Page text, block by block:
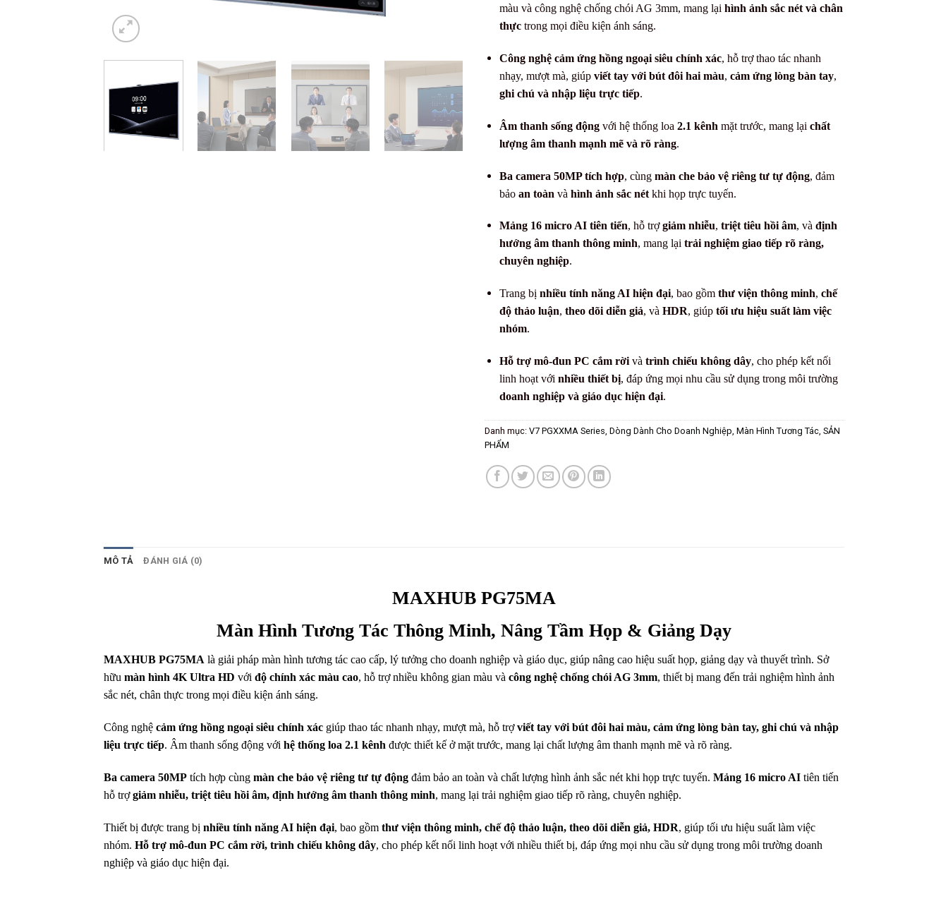
màu và công nghệ chống chói AG 3mm, mang lại hình ảnh sắc nét và chân
thựctrong mọi điều kiện ánh sáng.
Công nghệ cảm ứng hồng ngoại siêu chính xác, hỗ trợ thao tác nhanh
nhạy, mượt mà, giúp viết tay với bút đôi hai màu, cảm ứng lòng bàn tay,
ghi chú và nhập liệu trực tiếp.
Âm thanh sống độngvới hệ thống loa 2.1 kênh mặt trước, mang lại chất
lượng âm thanh mạnh mẽ và rõ ràng.
Ba camera 50MP tích hợp, cùng màn che bảo vệ riêng tư tự động, đảm
bảo an toàn và hình ảnh sắc nétkhi họp trực tuyến.
Mảng 16 micro AI tiên tiến, hỗ trợgiảm nhiễu, triệt tiêu hồi âm, và định
hướng âm thanh thông minh, mang lại trải nghiệm giao tiếp rõ ràng,
chuyên nghiệp.
Trang bị nhiều tính năng AI hiện đại, bao gồm thư viện thông minh, chế
độ thảo luận, theo dõi diễn giả, và HDR, giúp tối ưu hiệu suất làm việc
nhóm.
Hỗ trợ mô-đun PC cắm rờivà trình chiếu không dây, cho phép kết nối
linh hoạt với nhiều thiết bị, đáp ứng mọi nhu cầu sử dụng trong môi trường
doanh nghiệp và giáo dục hiện đại.
Danh mục: V7 PGXXMA Series Dòng Dành Cho Doanh Nghiệp Màn Hình Tương Tác SẢN
PHẨM
MÔ TẢ ĐÁNH GIÁ (0)
MAXHUB PG75MA
Màn Hình Tương Tác Thông Minh, Nâng Tầm Họp & Giảng Dạy
MAXHUB PG75MA là giải pháp màn hình tương tác cao cấp, lý tưởng cho doanh nghiệp và giáo dục, giúp nâng cao hiệu suất họp, giảng dạy và thuyết trình. Sở
hữu màn hình 4K Ultra HD với độ chính xác màu cao, hỗ trợ nhiều không gian màu và công nghệ chống chói AG 3mm, thiết bị mang đến trải nghiệm hình ảnh
sắc nét, chân thực trong mọi điều kiện ánh sáng.
Công nghệ cảm ứng hồng ngoại siêu chính xác giúp thao tác nhanh nhạy, mượt mà, hỗ trợviết tay với bút đôi hai màu, cảm ứng lòng bàn tay, ghi chú và nhập
liệu trực tiếp. Âm thanh sống động với hệ thống loa 2.1 kênh được thiết kế ở mặt trước, mang lại chất lượng âm thanh mạnh mẽ và rõ ràng.
Ba camera 50MP tích hợp cùng màn che bảo vệ riêng tư tự động đảm bảo an toàn và chất lượng hình ảnh sắc nét khi họp trực tuyến. Mảng 16 micro AI tiên tiến
hỗ trợgiảm nhiễu, triệt tiêu hồi âm, định hướng âm thanh thông minh, mang lại trải nghiệm giao tiếp rõ ràng, chuyên nghiệp.
Thiết bị được trang bị nhiều tính năng AI hiện đại, bao gồm thư viện thông minh, chế độ thảo luận, theo dõi diễn giả, HDR, giúp tối ưu hiệu suất làm việc
nhóm. Hỗ trợ mô-đun PC cắm rời, trình chiếu không dây, cho phép kết nối linh hoạt với nhiều thiết bị, đáp ứng mọi nhu cầu sử dụng trong môi trường doanh
nghiệp và giáo dục hiện đại.